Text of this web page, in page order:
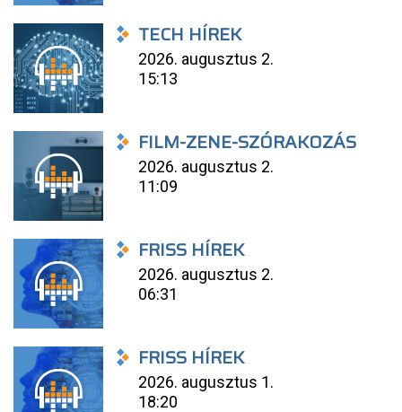
TECH HÍREK
2026. augusztus 2.
15:13
FILM-ZENE-SZÓRAKOZÁS
2026. augusztus 2.
11:09
FRISS HÍREK
2026. augusztus 2.
06:31
FRISS HÍREK
2026. augusztus 1.
18:20